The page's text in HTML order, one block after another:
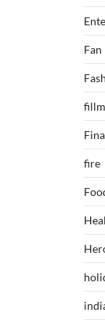
Fan
fillm
fire